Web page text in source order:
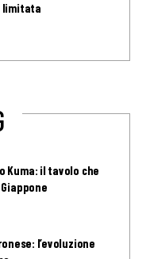
limitata
Kuma: il tavolo che
l’evoluzione